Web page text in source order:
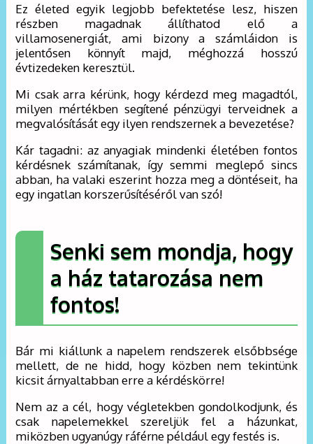
Ez életed egyik legjobb befektetése lesz, hiszen
részben magadnak állíthatod elő a
villamosenergiát, ami bizony a számláidon is
jelentősen könnyít majd, méghozzá hosszú
évtizedeken keresztül.
Mi csak arra kérünk, hogy kérdezd meg magadtól,
milyen mértékben segítené pénzügyi terveidnek a
megvalósítását egy ilyen rendszernek a bevezetése?
Kár tagadni: az anyagiak mindenki életében fontos
kérdésnek számítanak, így semmi meglepő sincs
abban, ha valaki eszerint hozza meg a döntéseit, ha
egy ingatlan korszerűsítéséről van szó!
Senki sem mondja, hogy
a ház tatarozása nem
fontos!
Bár mi kiállunk a napelem rendszerek elsőbbsége
mellett, de ne hidd, hogy közben nem tekintünk
kicsit árnyaltabban erre a kérdéskörre!
Nem az a cél, hogy végletekben gondolkodjunk, és
csak napelemekkel szereljük fel a házunkat,
miközben ugyanúgy ráférne például egy festés is.